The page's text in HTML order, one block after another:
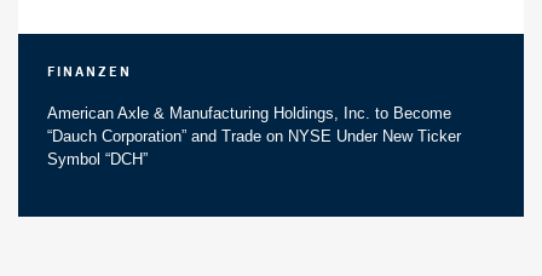
Finanzen
American Axle & Manufacturing Holdings, Inc. to Become
“Dauch Corporation” and Trade on NYSE Under New Ticker
Symbol “DCH”